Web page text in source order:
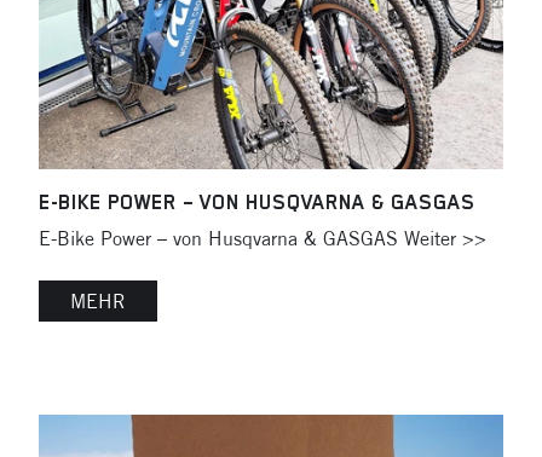
E-BIKE POWER – VON HUSQVARNA & GASGAS
E-Bike Power – von Husqvarna & GASGAS Weiter >>
MEHR